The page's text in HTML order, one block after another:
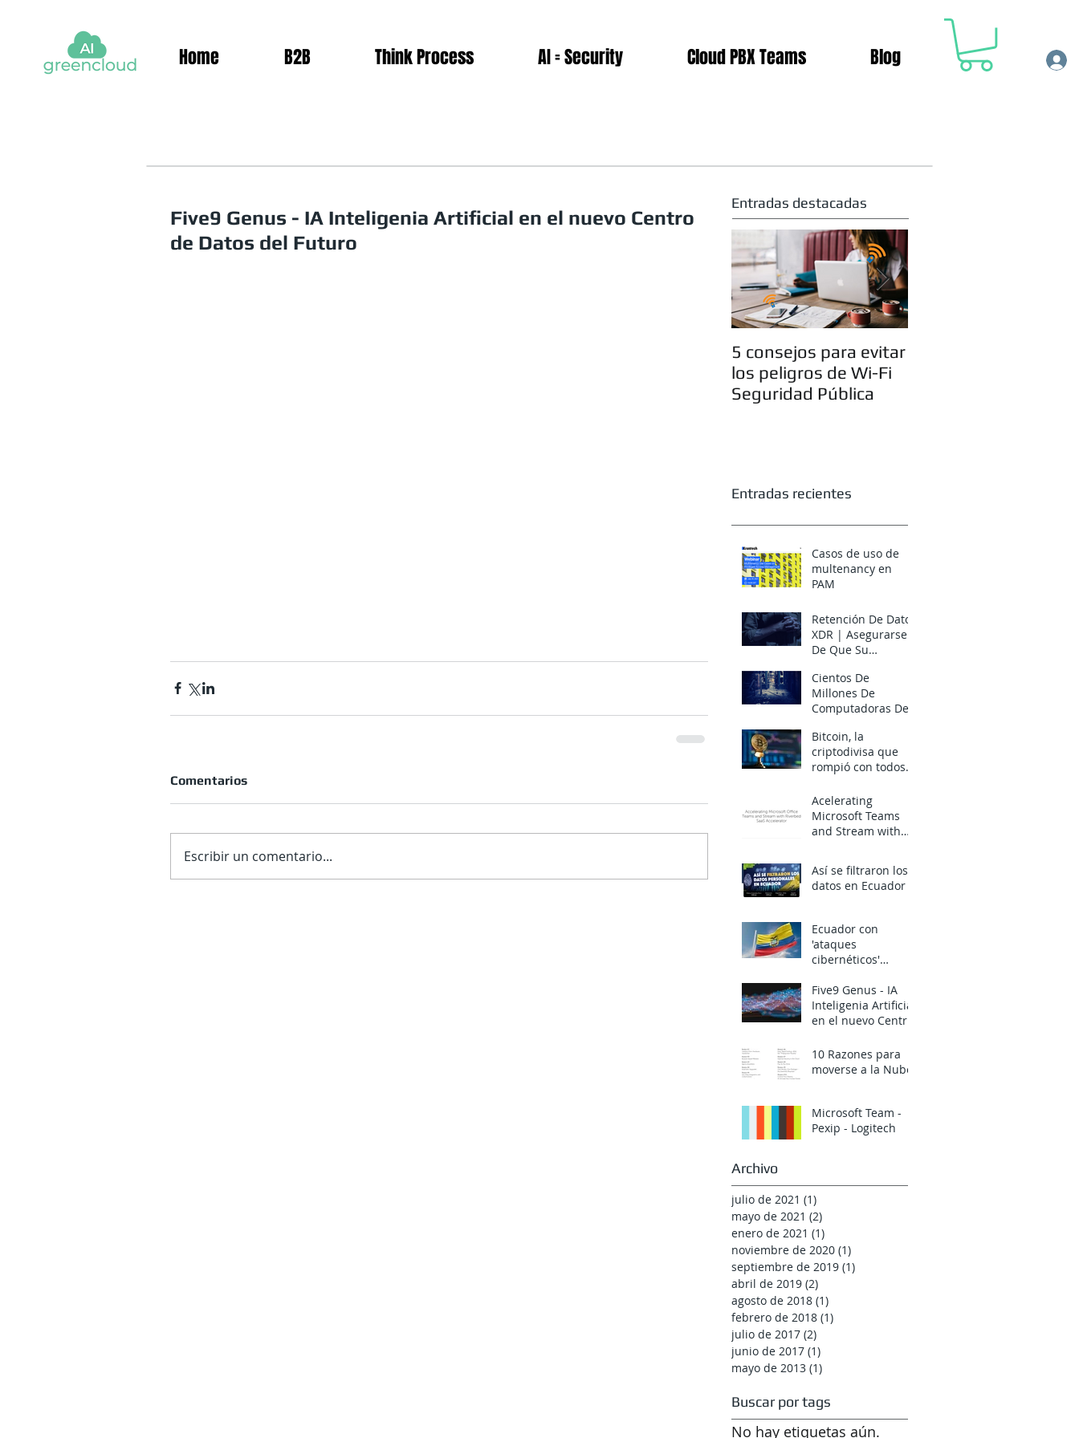
Home B2B Think Process AI = Security Cloud PBX Teams Blog
Five9 Genus - IA Inteligenia Artificial en el nuevo Centro
de Datos del Futuro
Comentarios
Escribir un comentario...
Entradas destacadas
5 consejos para evitar
los peligros de Wi-Fi
Seguridad Pública
Entradas recientes
Casos de uso de
multenancy en
PAM
Retención De Datos
XDR | Asegurarse
De Que Su
Supere A Sus
Adversarios
Cientos De
Millones De
Computadoras Dell
Múltiples Fallas De
Escalamiento BIOS
Bitcoin, la
criptodivisa que
rompió con todos
Acelerating
Microsoft Teams
and Stream with
Así se filtraron los
datos en Ecuador
Ecuador con
'ataques
cibernéticos'
arresto de Assange
Five9 Genus - IA
Inteligenia Artificial
en el nuevo Centro
10 Razones para
moverse a la Nube
Microsoft Team -
Pexip - Logitech
Archivo
julio de 2021 (1)
mayo de 2021 (2)
enero de 2021 (1)
noviembre de 2020 (1)
septiembre de 2019 (1)
abril de 2019 (2)
agosto de 2018 (1)
febrero de 2018 (1)
julio de 2017 (2)
junio de 2017 (1)
mayo de 2013 (1)
Buscar por tags
No hay etiquetas aún.